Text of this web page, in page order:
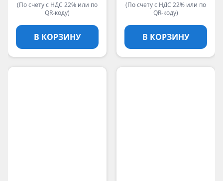
(По счету с НДС 22% или по
QR-коду)
В КОРЗИНУ
(По счету с НДС 22% или по
QR-коду)
В КОРЗИНУ